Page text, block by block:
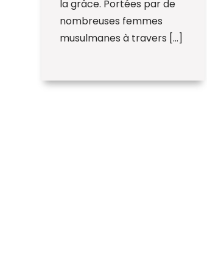
la grâce. Portées par de
nombreuses femmes
musulmanes à travers […]